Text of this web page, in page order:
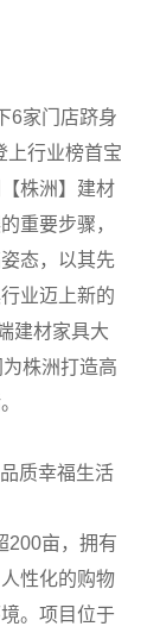
6家门店跻身
上行业榜首宝
株洲】建材
重要步骤，
态，以其先
业迈上新的
建材家具大
株洲打造高
质幸福生活
200亩，拥有
性化的购物
。项目位于